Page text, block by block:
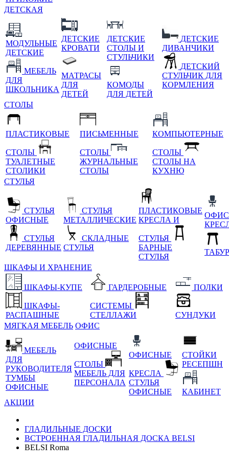
ДЕТСКАЯ
МОДУЛЬНЫЕ
ДЕТСКИЕ
МЕБЕЛЬ
ДЛЯ
ШКОЛЬНИКА
ДЕТСКИЕ
КРОВАТИ
МАТРАСЫ
ДЛЯ
ДЕТЕЙ
ДЕТСКИЕ
СТОЛЫ И
СТУЛЬЧИКИ
КОМОДЫ
ДЛЯ ДЕТЕЙ
ДЕТСКИЕ
ДИВАНЧИКИ
ДЕТСКИЙ
СТУЛЬЧИК ДЛЯ
КОРМЛЕНИЯ
СТОЛЫ
ПЛАСТИКОВЫЕ
СТОЛЫ
ТУАЛЕТНЫЕ
СТОЛИКИ
ПИСЬМЕННЫЕ
СТОЛЫ
ЖУРНАЛЬНЫЕ
СТОЛЫ
КОМПЬЮТЕРНЫЕ
СТОЛЫ
СТОЛЫ НА
КУХНЮ
СТУЛЬЯ
СТУЛЬЯ
ОФИСНЫЕ
СТУЛЬЯ
ДЕРЕВЯННЫЕ
СТУЛЬЯ
МЕТАЛЛИЧЕСКИЕ
СКЛАДНЫЕ
СТУЛЬЯ
ПЛАСТИКОВЫЕ
КРЕСЛА И
СТУЛЬЯ
БАРНЫЕ
СТУЛЬЯ
ШКАФЫ И ХРАНЕНИЕ
ШКАФЫ-КУПЕ
ШКАФЫ-
РАСПАШНЫЕ
ГАРДЕРОБНЫЕ
СИСТЕМЫ
СТЕЛЛАЖИ
ПОЛКИ
СУНДУКИ
МЯГКАЯ МЕБЕЛЬ ОФИС
МЕБЕЛЬ
ДЛЯ
РУКОВОДИТЕЛЯ
ТУМБЫ
ОФИСНЫЕ
ОФИСНЫЕ
СТОЛЫ
МЕБЕЛЬ ДЛЯ
ПЕРСОНАЛА
ОФИСНЫЕ
КРЕСЛА
СТУЛЬЯ
ОФИСНЫЕ
СТОЙКИ
РЕСЕПШН
КАБИНЕТ
АКЦИИ
ГЛАДИЛЬНЫЕ ДОСКИ
ВСТРОЕННАЯ ГЛАДИЛЬНАЯ ДОСКА BELSI
BELSI Roma